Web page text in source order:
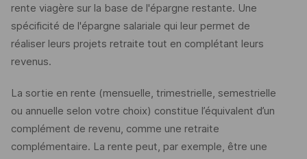
rente viagère sur la base de l'épargne restante. Une
spécificité de l'épargne salariale qui leur permet de
réaliser leurs projets retraite tout en complétant leurs
revenus.
La sortie en rente (mensuelle, trimestrielle, semestrielle
ou annuelle selon votre choix) constitue l’équivalent d’un
complément de revenu, comme une retraite
complémentaire. La rente peut, par exemple, être une